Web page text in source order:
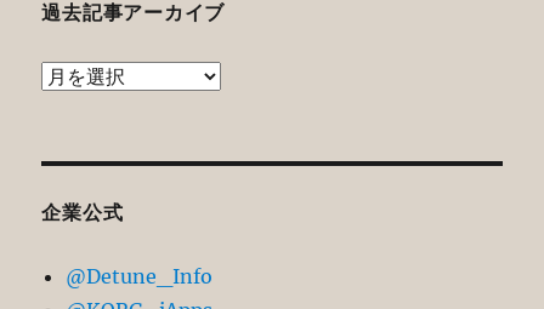
過去記事アーカイブ
過
ア
カ
企業公式
@Detune_Info